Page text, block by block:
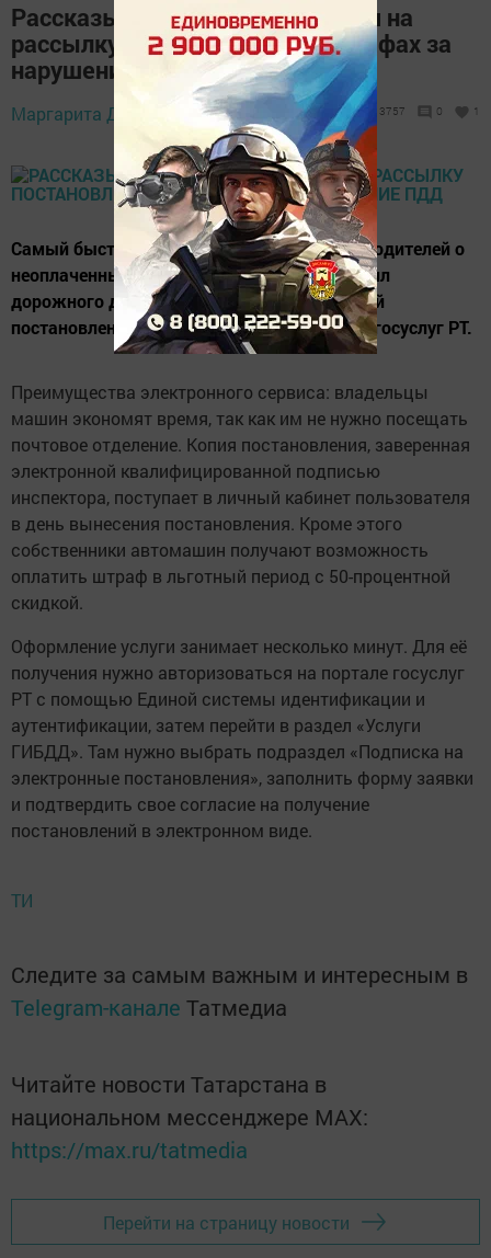
Рассказываем, как подписаться на
рассылку постановлений о штрафах за
нарушение ПДД
Маргарита Дмитриева,
29 июля 2021 -
12:27
3757 0 1
Самый быстрый способ информирования водителей о
неоплаченных штрафах за нарушение правил
дорожного движения – это получение копий
постановлений в личном кабинете портала госуслуг РТ.
Преимущества электронного сервиса: владельцы
машин экономят время, так как им не нужно посещать
почтовое отделение. Копия постановления, заверенная
электронной квалифицированной подписью
инспектора, поступает в личный кабинет пользователя
в день вынесения постановления. Кроме этого
собственники автомашин получают возможность
оплатить штраф в льготный период с 50-процентной
скидкой.
Оформление услуги занимает несколько минут. Для её
получения нужно авторизоваться на портале госуслуг
РТ с помощью Единой системы идентификации и
аутентификации, затем перейти в раздел «Услуги
ГИБДД». Там нужно выбрать подраздел «Подписка на
электронные постановления», заполнить форму заявки
и подтвердить свое согласие на получение
постановлений в электронном виде.
ТИ
Следите за самым важным и интересным в
Telegram-канале Татмедиа
Читайте новости Татарстана в
национальном мессенджере MАХ:
https://max.ru/tatmedia
Перейти на страницу новости